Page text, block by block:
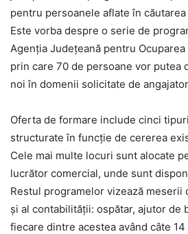
pentru persoanele aflate în
Este vorba despre o serie de
Agenția Județeană pentru
prin care 70 de persoane vor putea
noi în domenii solicitate de
Oferta de formare include cinci
structurate în funcție de cererea
Cele mai multe locuri sunt alocate
lucrător comercial, unde sunt
Restul programelor vizează
și al contabilității: ospătar, ajutor de
fiecare dintre acestea având câte